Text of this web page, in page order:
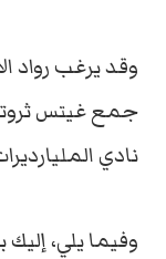
وقد يرغبرواد
جمع غيتس
نادي
وفيما يلي،